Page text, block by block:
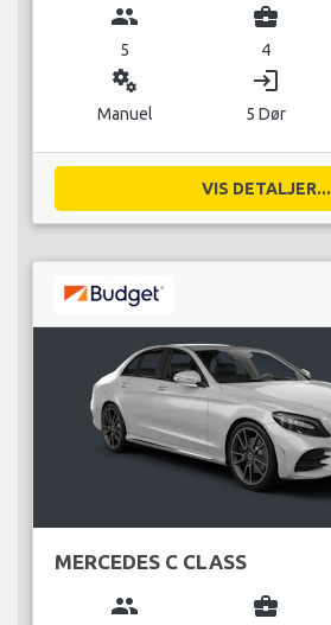
group
5
business_center
4
miscellaneous_services
Manuel
login
5 Dør
VIS DETALJER...
MERCEDES C CLASS
group business_center